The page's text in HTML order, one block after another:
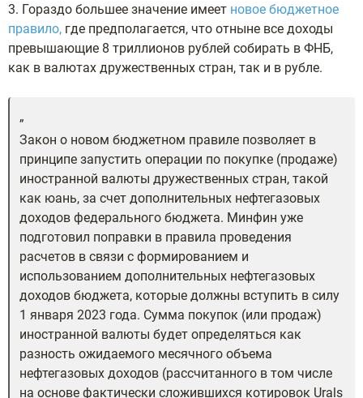
3. Гораздо большее значение имеет новое бюджетное
правило, где предполагается, что отныне все доходы
превышающие 8 триллионов рублей собирать в ФНБ,
как в валютах дружественных стран, так и в рубле.
Закон о новом бюджетном правиле позволяет в
принципе запустить операции по покупке (продаже)
иностранной валюты дружественных стран, такой
как юань, за счет дополнительных нефтегазовых
доходов федерального бюджета. Минфин уже
подготовил поправки в правила проведения
расчетов в связи с формированием и
использованием дополнительных нефтегазовых
доходов бюджета, которые должны вступить в силу
1 января 2023 года. Сумма покупок (или продаж)
иностранной валюты будет определяться как
разность ожидаемого месячного объема
нефтегазовых доходов (рассчитанного в том числе
на основе фактически сложившихся котировок Urals